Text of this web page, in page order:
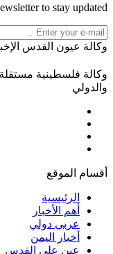
to stay updated.
وكالة عيون القدس
وكالة فلسطينية
والدولي
أقسام الموقع
الرئيسية
أهم الأخبار
عربي دولي
أخبار اليمن
عين على القدس